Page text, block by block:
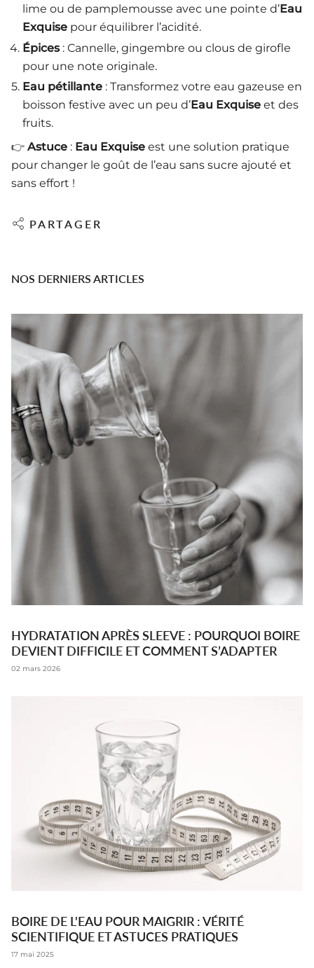
lime ou de pamplemousse avec une pointe d’Eau
Exquise pour équilibrer l’acidité.
Épices: Cannelle, gingembre ou clous de girofle
pour une note originale.
Eau pétillante : Transformez votre eau gazeuse en
boisson festive avec un peu d’Eau Exquise et des
fruits.
👉 Astuce : Eau Exquise est une solution pratique
pour changer le goût de l’eau sans sucre ajouté et
sans effort !
PARTAGER
NOS DERNIERS ARTICLES
HYDRATATION APRÈS SLEEVE : POURQUOI BOIRE
DEVIENT DIFFICILE ET COMMENT S’ADAPTER
02 mars 2026
BOIRE DE L'EAU POUR MAIGRIR : VÉRITÉ
SCIENTIFIQUE ET ASTUCES PRATIQUES
17 mai 2025